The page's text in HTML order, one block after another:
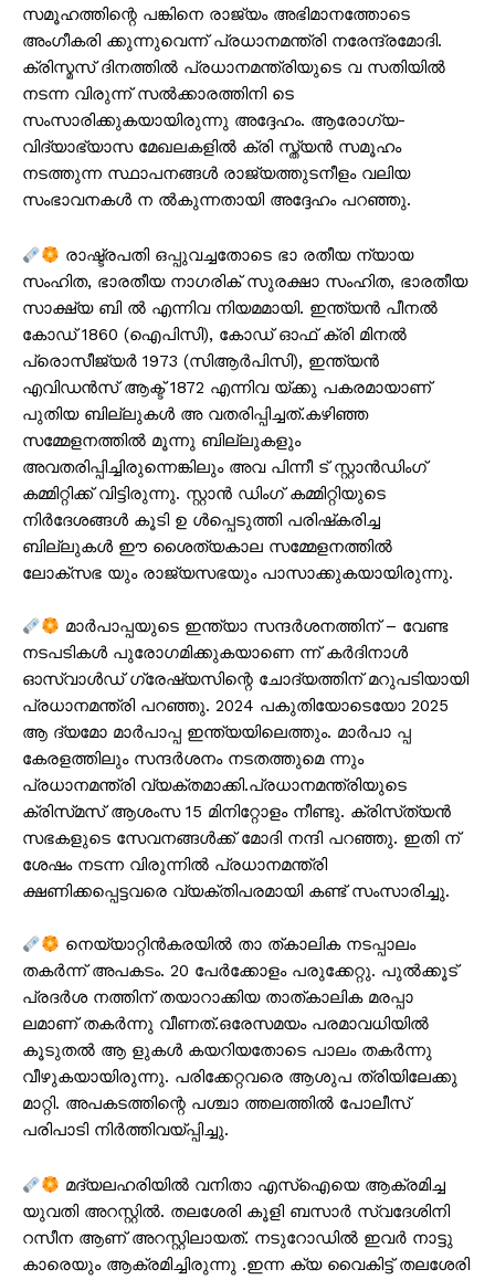
സമൂഹത്തിന്റെ പങ്കിനെ രാജ്യം അഭിമാനത്തോടെ
അംഗീകരി ക്കുന്നുവെന്ന് പ്രധാനമന്ത്രി നരേന്ദ്രമോദി.
ക്രിസ്മ‌സ് ദിനത്തിൽ പ്രധാനമന്ത്രിയുടെ വ സതിയിൽ
നടന്ന വിരുന്ന് സൽക്കാരത്തിനി ടെ
സംസാരിക്കുകയായിരുന്നു അദ്ദേഹം. ആരോഗ്യ-
വിദ്യാഭ്യാസ മേഖലകളിൽ ക്രി സ്ത്യൻ സമൂഹം
നടത്തുന്ന സ്ഥാപനങ്ങൾ രാജ്യത്തുടനീളം വലിയ
സംഭാവനകൾ ന ൽകുന്നതായി അദ്ദേഹം പറഞ്ഞു.
രാഷ്ട്രപതി ഒപ്പുവച്ചതോടെ ഭാ രതീയ ന്യായ
സംഹിത, ഭാരതീയ നാഗരിക് സുരക്ഷാ സംഹിത, ഭാരതീയ
സാക്ഷ്യ ബി ൽ എന്നിവ നിയമമായി. ഇന്ത്യൻ പീനൽ
കോഡ് 1860 (ഐപിസി), കോഡ് ഓഫ് ക്രി മിനൽ
പ്രൊസീജ്യർ 1973 (സിആർപിസി), ഇന്ത്യൻ
എവിഡൻസ് ആക്ട് 1872 എന്നിവ യ്ക്കു പകരമായാണ്
പുതിയ ബില്ലുകൾ അ വതരിപ്പിച്ചത്.കഴിഞ്ഞ
സമ്മേളനത്തിൽ മൂന്നു ബില്ലുകളും
അവതരിപ്പിച്ചിരുന്നെങ്കിലും അവ പിന്നീ ട് സ്റ്റാൻഡിംഗ്
കമ്മിറ്റിക്ക് വിട്ടിരുന്നു. സ്റ്റാൻ ഡിംഗ് കമ്മിറ്റിയുടെ
നിർദേശങ്ങൾ കൂടി ഉ ൾപ്പെടുത്തി പരിഷ്‌കരിച്ച
ബില്ലുകൾ ഈ ശൈത്യകാല സമ്മേളനത്തിൽ
ലോക്സഭ യും രാജ്യസഭയും പാസാക്കുകയായിരുന്നു.
മാർപാപ്പയുടെ ഇന്ത്യാ സന്ദർശനത്തിന് – വേണ്ട
നടപടികൾ പുരോഗമിക്കുകയാണെ ന്ന് കർദിനാൾ
ഓസ്വാൾഡ് ഗ്രേഷ്യസിന്റെ ചോദ്യത്തിന് മറുപടിയായി
പ്രധാനമന്ത്രി പറഞ്ഞു. 2024 പകുതിയോടെയോ 2025
ആ ദ്യമോ മാർപാപ്പ ഇന്ത്യയിലെത്തും. മാർപാ പ്പ
കേരളത്തിലും സന്ദർശനം നടതത്തുമെ ന്നും
പ്രധാനമന്ത്രി വ്യക്തമാക്കി.പ്രധാനമന്ത്രിയുടെ
ക്രിസ്‌മസ് ആശംസ 15 മിനിറ്റോളം നീണ്ടു. ക്രിസ്‌ത്യൻ
സഭകളുടെ സേവനങ്ങൾക്ക് മോദി നന്ദി പറഞ്ഞു. ഇതി ന്
ശേഷം നടന്ന വിരുന്നിൽ പ്രധാനമന്ത്രി
ക്ഷണിക്കപ്പെട്ടവരെ വ്യക്തിപരമായി കണ്ട് സംസാരിച്ചു.
നെയ്യാറ്റിൻകരയിൽ താ ത്കാലിക നടപ്പാലം
തകർന്ന് അപകടം. 20 പേർക്കോളം പരുക്കേറ്റു. പുൽക്കൂട്
പ്രദർശ നത്തിന് തയാറാക്കിയ താത്കാലിക മരപ്പാ
ലമാണ് തകർന്നു വീണത്.ഒരേസമയം പരമാവധിയിൽ
കൂടുതൽ ആ ളുകൾ കയറിയതോടെ പാലം തകർന്നു
വീഴുകയായിരുന്നു. പരിക്കേറ്റവരെ ആശുപ ത്രിയിലേക്കു
മാറ്റി. അപകടത്തിന്റെ പശ്ചാ ത്തലത്തിൽ പോലീസ്
പരിപാടി നിർത്തിവയ്പ്പിച്ചു.
മദ്യലഹരിയിൽ വനിതാ എസ്ഐയെ ആക്രമിച്ച
യുവതി അറസ്റ്റിൽ. തലശേരി കൂളി ബസാർ സ്വദേശിനി
റസീന ആണ് അറസ്റ്റിലായത്. നടുറോഡിൽ ഇവർ നാട്ടു
കാരെയും ആക്രമിച്ചിരുന്നു .ഇന്ന ക്യ വൈകിട്ട് തലശേരി